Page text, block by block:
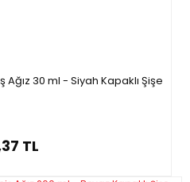
30 ml - Siyah Kapaklı Şişe
TL